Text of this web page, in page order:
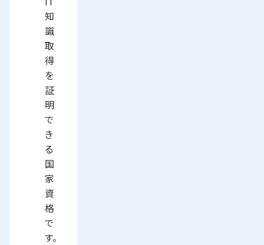
知
識
取
得
を
証
明
で
き
る
国
家
資
格
で
す。